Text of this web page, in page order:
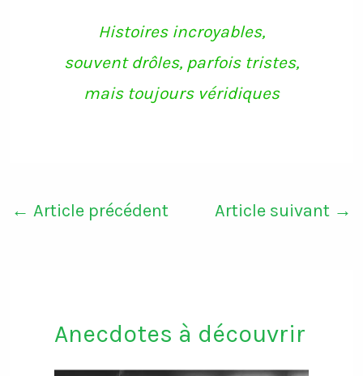
Histoires incroyables,
souvent drôles, parfois tristes,
mais toujours véridiques
← Article précédent Article suivant →
Anecdotes à découvrir